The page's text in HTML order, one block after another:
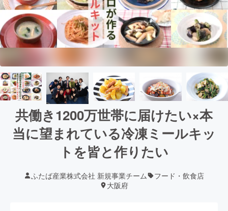
共働き1200万世帯に届けたい×本
当に望まれている冷凍ミールキッ
トを皆と作りたい
ふたば産業株式会社 新規事業チーム
フード・飲食店
大阪府